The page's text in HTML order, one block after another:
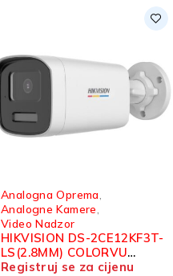
Analogna Oprema
Analogne Kamere
Video Nadzor
HIKVISION DS-2CE12KF3T-
LS(2.8MM) COLORVU
BULLET KAMERA 3K
Registruj se za cijenu